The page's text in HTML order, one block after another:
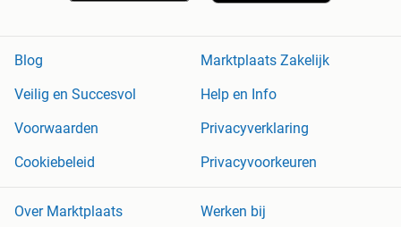
Blog
Marktplaats Zakelijk
Veilig en Succesvol
Help en Info
Voorwaarden
Privacyverklaring
Cookiebeleid
Privacyvoorkeuren
Over Marktplaats Werken bij